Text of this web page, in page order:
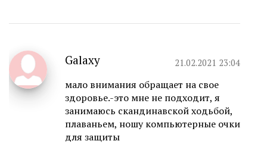
Galaxy 21.02.2021 23:04
мало внимания обращает на свое
здоровье.-это мне не подходит, я
занимаюсь скандинавской ходьбой,
плаваньем, ношу компьютерные очки
для защиты